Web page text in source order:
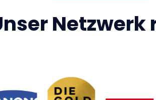
Netzwerk